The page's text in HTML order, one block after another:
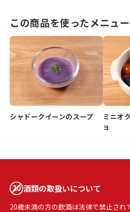
この商品を使ったメニュー
シャドークイーンのスープ
ミニオ
ョ
酒類の取扱いについて
20歳未満の方の飲酒は法律で禁止され